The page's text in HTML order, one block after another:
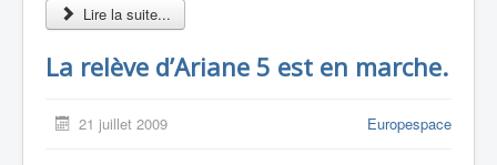
Lire la suite...
La relève d’Ariane 5 est en marche.
21 juillet 2009 Europespace